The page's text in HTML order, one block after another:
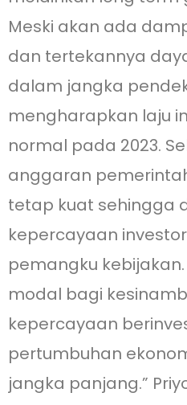
Meski akan ada
dan tertekannya
dalam jangka
mengharapkan laju
normal pada 2023.
anggaran
tetap kuat sehingga
kepercayaan
pemangku
modal bagi
kepercayaan
pertumbuhan
jangka panjang.”